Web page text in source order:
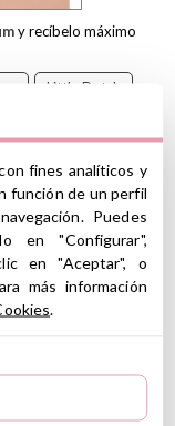
y recíbelo máximo
Little Dutch
una guirnalda para
de tela muy suave
de los peques.
de los que
fines analíticos y
función de un perfil
Puedes
en "Configurar",
en "Aceptar", o
más información